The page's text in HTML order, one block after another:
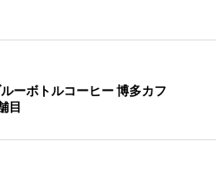
ーボトルコーヒー 博多カフ
目